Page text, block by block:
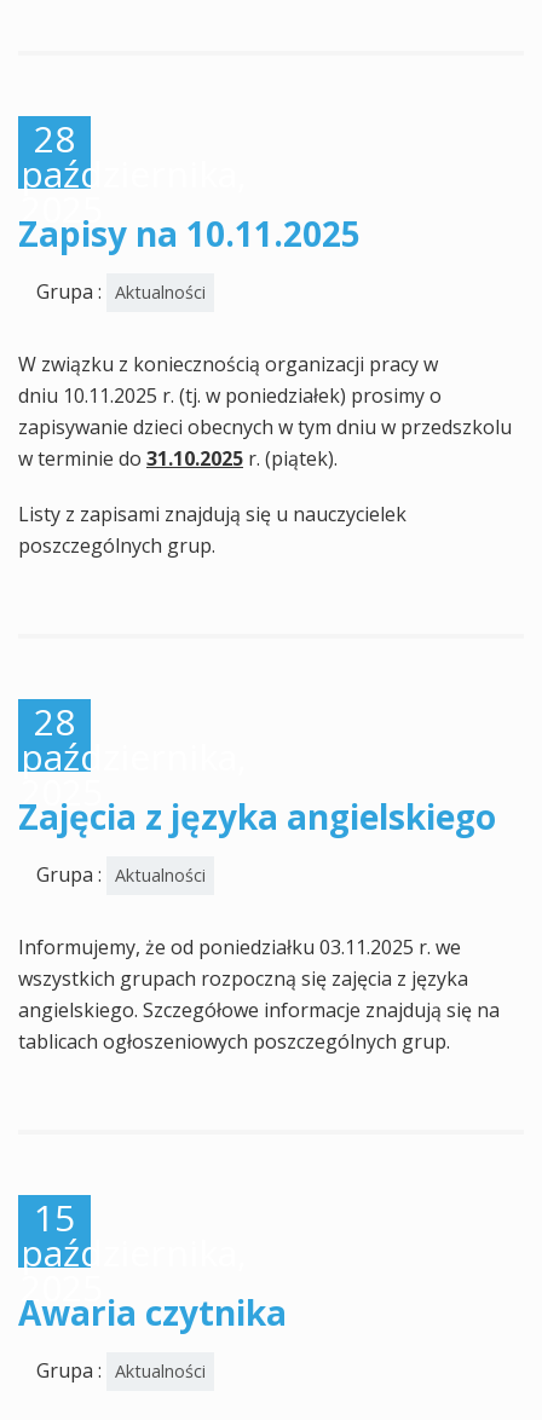
28
października,
2025
Zapisy na 10.11.2025
Grupa : Aktualności
W związku z koniecznością organizacji pracy w
dniu 10.11.2025 r. (tj. w poniedziałek) prosimy o
zapisywanie dzieci obecnych w tym dniu w przedszkolu
w terminie do 31.10.2025 r. (piątek).
Listy z zapisami znajdują się u nauczycielek
poszczególnych grup.
28
października,
2025
Zajęcia z języka angielskiego
Grupa : Aktualności
Informujemy, że od poniedziałku 03.11.2025 r. we
wszystkich grupach rozpoczną się zajęcia z języka
angielskiego. Szczegółowe informacje znajdują się na
tablicach ogłoszeniowych poszczególnych grup.
15
października,
2025
Awaria czytnika
Grupa : Aktualności